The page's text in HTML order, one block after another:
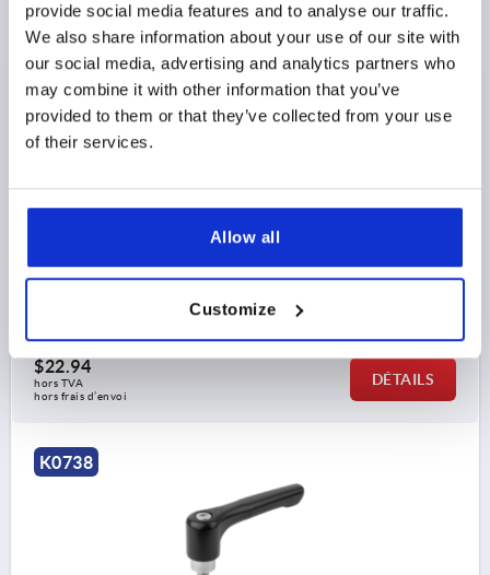
provide social media features and to analyse our traffic.
We also share information about your use of our site with
our social media, advertising and analytics partners who
may combine it with other information that you’ve
provided to them or that they’ve collected from your use
of their services.
Allow all
Customize
MANETTE INDEXABLE PLATE T. 2 M06X50, ZINC NOIR
RAL9005 MATE SATINÉE, COMP:ACIER INOX. NATUREL
FILETAGE=M6
LONGUEUR DE FILETAGE=50
COLORIS DU CORPS DE BASE=NOIR RAL 9005
SURFACE DU CORPS DE BASE=MATE SATINÉE
NOMBRE DE DENTS =20
K0738.2061X50
$22.94
hors TVA
hors frais d’envoi
DÉTAILS
K0738